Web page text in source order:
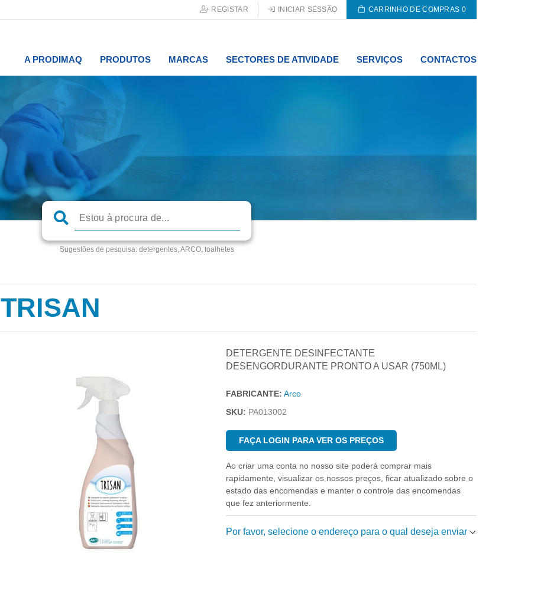
REGISTAR INICIAR SESSÃO CARRINHO DE COMPRAS 0
A PRODIMAQ PRODUTOS MARCAS SECTORES DE ATIVIDADE SERVIÇOS CONTACTOS
Sugestões de pesquisa:detergentes, ARCO, toalhetes
TRISAN
DETERGENTE DESINFECTANTE
DESENGORDURANTE PRONTO A USAR (750ML)
FABRICANTE: Arco
SKU: PA013002
FAÇA LOGIN PARA VER OS PREÇOS
Ao criar uma conta no nosso site poderá comprar mais
rapidamente, visualizar os nossos preços, ficar atualizado sobre o
estado das encomendas e manter o controle das encomendas
que fez anteriormente.
Por favor, selecione o endereço para o qual deseja enviar